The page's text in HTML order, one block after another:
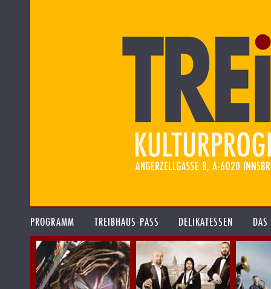
PROGRAMM TREIBHAUS-PASS DELIKATESSEN